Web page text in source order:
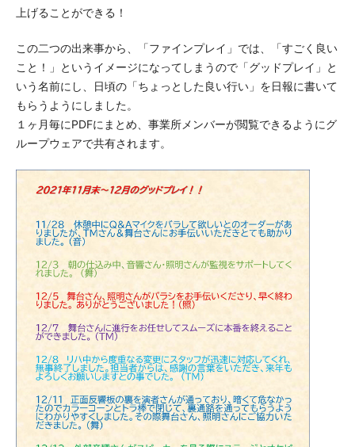
上げることができる！
この二つの出来事から、「ファインプレイ」では、「すごく良い
こと！」というイメージになってしまうので「グッドプレイ」と
いう名前にし、日頃の「ちょっとした良い行い」を日報に書いて
もらうようにしました。
１ヶ月毎にPDFにまとめ、事業所メンバーが閲覧できるようにグ
ループウェアで共有されます。